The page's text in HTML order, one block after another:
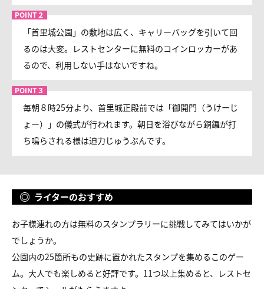
「首里城公園」の敷地は広く、キャリーバッグを引いて回
るのは大変。レストセンターに無料のコインロッカーがあ
るので、利用しない手はないですね。
毎朝８時25分より、首里城正殿前では「御開門（うけーじ
ょー）」の儀式が行われます。朝日を浴びながら銅鑼が打
ち鳴らされる様は迫力じゅうぶんです。
ライターのおすすめ
お子様連れの方は無料のスタンプラリーに挑戦してみてはいかが
でしょうか。
公園内の25箇所もの史跡に置かれたスタンプを集めるこのゲー
ム。大人でも楽しめると好評です。11つ以上集めると、レストセ